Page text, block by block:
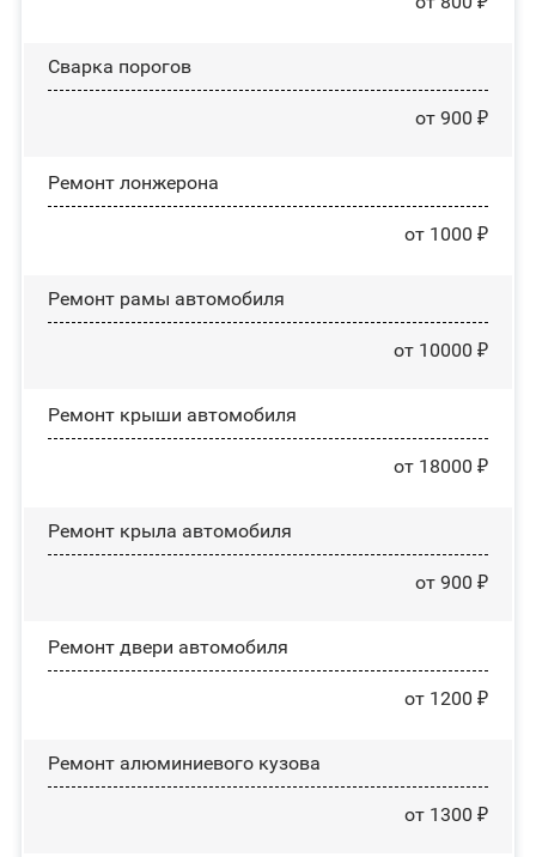
Сварка порогов
от 900 ₽
Ремонт лонжерона
от 1000 ₽
Ремонт рамы автомобиля
от 10000 ₽
Ремонт крыши автомобиля
от 18000 ₽
Ремонт крыла автомобиля
от 900 ₽
Ремонт двери автомобиля
от 1200 ₽
Ремонт алюминиевого кузова
от 1300 ₽